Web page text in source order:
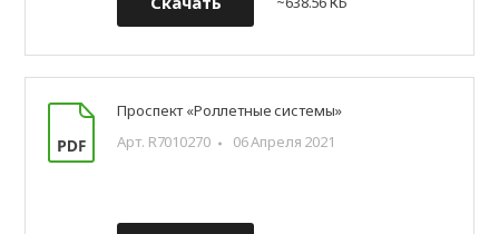
Проспект «Роллетные системы»
Арт. R7010270
06 Апреля 2021